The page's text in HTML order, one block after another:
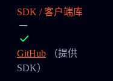
SDK / 客户端库
GitHub （提供
SDK）